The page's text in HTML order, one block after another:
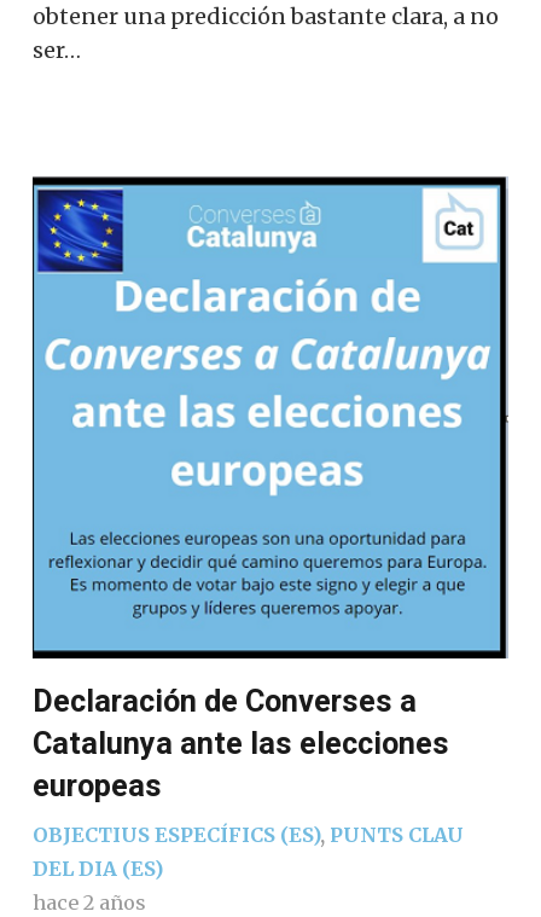
obtener una predicción bastante clara, a no
ser…
Declaración de Converses a
Catalunya ante las elecciones
europeas
OBJECTIUS ESPECÍFICS (ES), PUNTS CLAU
DEL DIA (ES)
hace 2 años